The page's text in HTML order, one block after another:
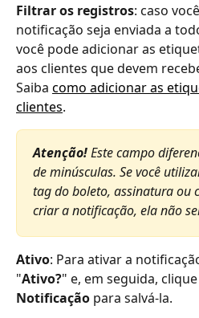
Filtrar os registros: caso
notificação seja enviada a
você pode adicionar as
aos clientes que devem
Saiba como adicionar as
clientes.
Atenção! Este campo
de minúsculas. Se você
tag do boleto, assinatura ou
criar a notificação, ela não
Ativo: Para ativar a
"Ativo?" e, em seguida,
Notificação para salvá-la.